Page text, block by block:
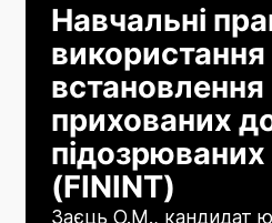
Навчальні
встановлення
прихованих
підозрюваних
(FININT)
Заєць О.М., кандидат